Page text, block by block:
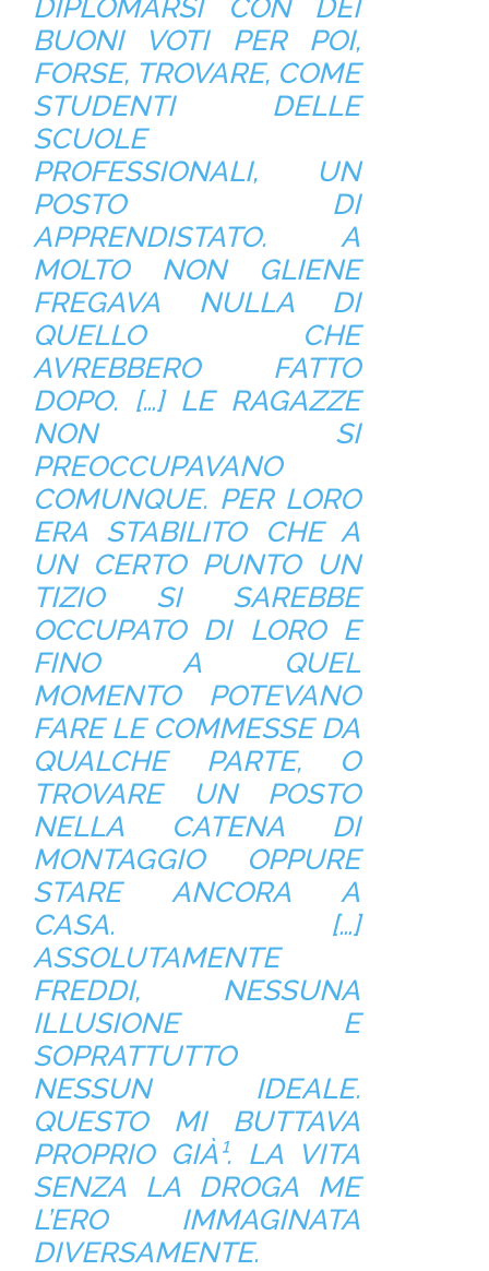
DIPLOMARSI CON DEI
BUONI VOTI PER POI,
FORSE, TROVARE, COME
STUDENTI DELLE
SCUOLE
PROFESSIONALI, UN
POSTO DI
APPRENDISTATO. A
MOLTO NON GLIENE
FREGAVA NULLA DI
QUELLO CHE
AVREBBERO FATTO
DOPO. […] LE RAGAZZE
NON SI
PREOCCUPAVANO
COMUNQUE. PER LORO
ERA STABILITO CHE A
UN CERTO PUNTO UN
TIZIO SI SAREBBE
OCCUPATO DI LORO E
FINO A QUEL
MOMENTO POTEVANO
FARE LE COMMESSE DA
QUALCHE PARTE, O
TROVARE UN POSTO
NELLA CATENA DI
MONTAGGIO OPPURE
STARE ANCORA A
CASA. […]
ASSOLUTAMENTE
FREDDI, NESSUNA
ILLUSIONE E
SOPRATTUTTO
NESSUN IDEALE.
QUESTO MI BUTTAVA
PROPRIO GIÀ¹. LA VITA
SENZA LA DROGA ME
L’ERO IMMAGINATA
DIVERSAMENTE.